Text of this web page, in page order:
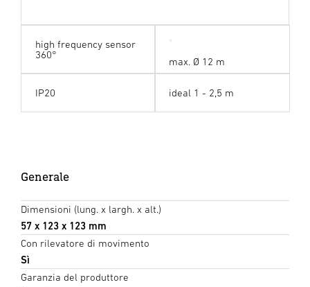
high frequency sensor
360°
max. Ø 12 m
IP20 ideal 1 - 2,5 m
Generale
Dimensioni (lung. x largh. x alt.)
57 x 123 x 123 mm
Con rilevatore di movimento
Sì
Garanzia del produttore